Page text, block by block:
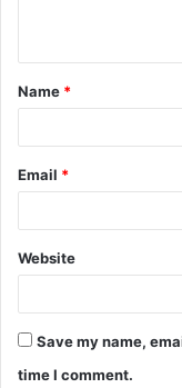
t
*
Name *
Email *
Website
Save my name,
time I comment.